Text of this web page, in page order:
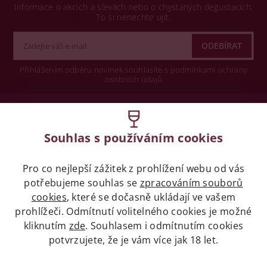
Informace o akcích a slevách nebo o chystaných degustacích.
To si nenechte ujít.
Přihlášením odběru novinek souhlasíte s podmínkami ochrany
osobních údajů
Legislativa
Zákaz prodeje alkoholických nápojů osobám
mladších 18 let.
Naše služby
Souhlas s používáním cookies
Pro co nejlepší zážitek z prohlížení webu od vás
potřebujeme souhlas se zpracováním souborů
cookies, které se dočasně ukládají ve vašem
prohlížeči. Odmítnutí volitelného cookies je možné
kliknutím zde. Souhlasem i odmítnutím cookies
potvrzujete, že je vám více jak 18 let.